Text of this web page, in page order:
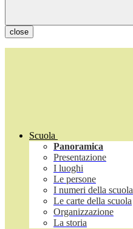
close
Scuola
Panoramica
Presentazione
I luoghi
Le persone
I numeri della scuola
Le carte della scuola
Organizzazione
La storia